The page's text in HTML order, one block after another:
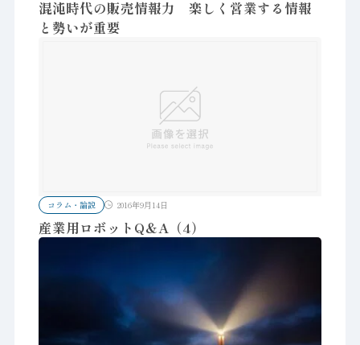
混沌時代の販売情報力 楽しく営業する情報
と勢いが重要
コラム・論説 2016年9月14日
産業用ロボットQ＆A（4）